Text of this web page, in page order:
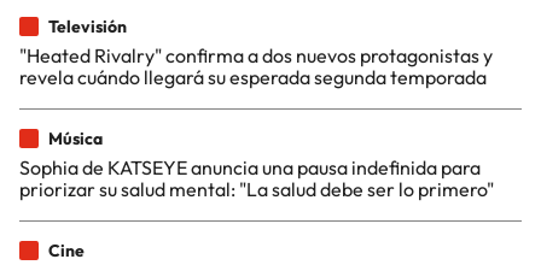
Televisión
"Heated Rivalry" confirma a dos nuevos protagonistas y
revela cuándo llegará su esperada segunda temporada
Música
Sophia de KATSEYE anuncia una pausa indefinida para
priorizar su salud mental: "La salud debe ser lo primero"
Cine